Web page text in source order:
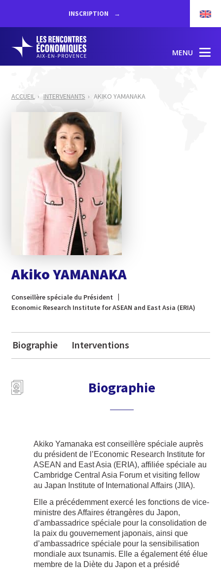
INSCRIPTION
MENU
ACCUEIL INTERVENANTS AKIKO YAMANAKA
Akiko YAMANAKA
Conseillère spéciale du Président
Economic Research Institute for ASEAN and East Asia (ERIA)
Biographie Interventions
Biographie
Akiko Yamanaka est conseillère spéciale auprès
du président de l’Economic Research Institute for
ASEAN and East Asia (ERIA), affiliée spéciale au
Cambridge Central Asia Forum et visiting fellow
au Japan Institute of International Affairs (JIIA).
Elle a précédemment exercé les fonctions de vice-
ministre des Affaires étrangères du Japon,
d’ambassadrice spéciale pour la consolidation de
la paix du gouvernement japonais, ainsi que
d’ambassadrice spéciale pour la sensibilisation
mondiale aux tsunamis. Elle a également été élue
membre de la Diète du Japon et a présidé